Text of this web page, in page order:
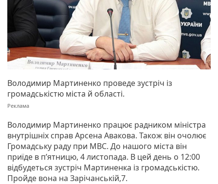
Володимир Мартиненко проведе зустріч із
громадськістю міста й області.
Володимир Мартиненко працює радником міністра
внутрішніх справ Арсена Авакова. Також він очолює
Громадську раду при МВС. До нашого міста він
приїде в п’ятницю, 4 листопада. В цей день о 12:00
відбудеться зустріч Мартиненка із громадськістю.
Пройде вона на Зарічанській,7.